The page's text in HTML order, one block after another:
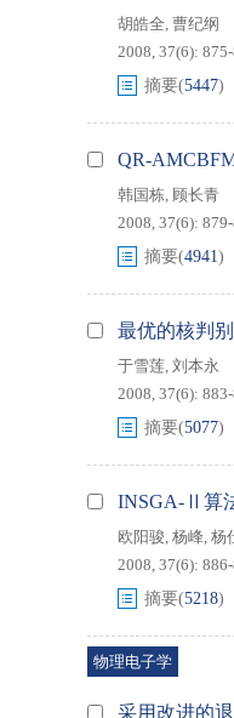
胡皓全, 曹纪纲
2008, 37(6):
摘要(5447)
QR-
韩国栋, 顾长青
2008, 37(6):
摘要(4941)
最优的核判
于雪莲, 刘本永
2008, 37(6):
摘要(5077)
INSGA-Ⅱ算
欧阳骏, 杨峰, 杨
2008, 37(6):
摘要(5218)
物理电子学
采用改进的